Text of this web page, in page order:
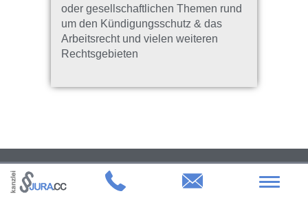
oder gesellschaftlichen Themen rund
um den Kündigungsschutz & das
Arbeitsrecht und vielen weiteren
Rechtsgebieten
Impressum
Datenschutz
kanzlei JURA.CC | Dr. jur. Jens Usebach LL.M. Rechtsanwalt & Fachanwalt für
Arbeitsrecht | Heumarkt 50 | 50667 Köln
Toggle